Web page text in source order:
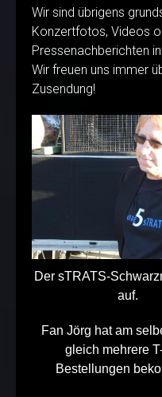
Wir sind übrigens
Konzertfotos, Videos
Pressenachberichten
Wir freuen uns immer
Zusendung!
Der sTRATS-
auf.
Fan Jörg hat am
gleich mehrere
Bestellungen